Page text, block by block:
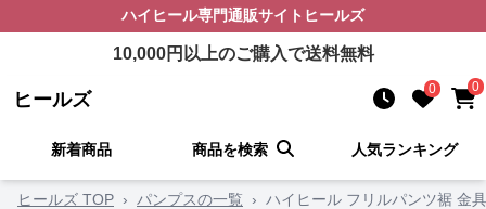
ハイヒール専門通販サイト ヒールズ
10,000円以上のご購入で送料無料
ヒールズ 0 0
新着商品 商品を検索 人気ランキング
ヒールズ TOP › パンプスの一覧 › ハイヒール フリルパンツ裾 金